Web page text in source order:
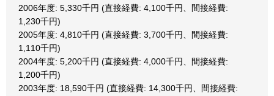
2006年度: 5,330千円 (直接経費: 4,100千円、間接経費:
1,230千円)
2005年度: 4,810千円 (直接経費: 3,700千円、間接経費:
1,110千円)
2004年度: 5,200千円 (直接経費: 4,000千円、間接経費:
1,200千円)
2003年度: 18,590千円 (直接経費: 14,300千円、間接経費: